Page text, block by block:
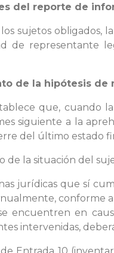
del reporte de
sujetos obligados,
de representante
de la hipótesis de
que, cuando
siguiente a la
del último estado
de la situación del
jurídicas que sí
conforme
encuentren en
intervenidas,